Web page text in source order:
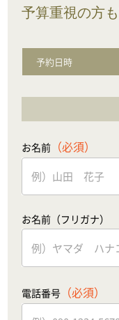
予算重視の方
予約日時
お名前 （必須）
お名前（フリガナ）
電話番号 （必須）